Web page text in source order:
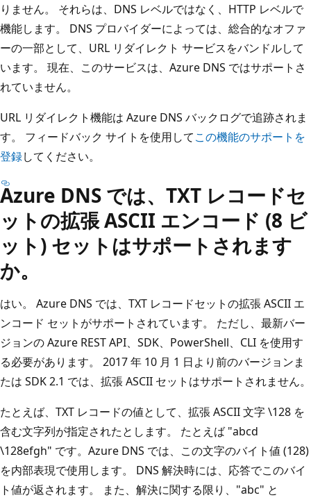
りません。 それらは、DNS レベルではなく、HTTP レベルで
機能します。 DNS プロバイダーによっては、総合的なオファ
ーの一部として、URL リダイレクト サービスをバンドルして
います。 現在、このサービスは、Azure DNS ではサポートさ
れていません。
URL リダイレクト機能は Azure DNS バックログで追跡されま
す。 フィードバック サイトを使用してこの機能のサポートを
登録してください。
Azure DNS では、TXT レコードセ
ットの拡張 ASCII エンコード (8 ビ
ット) セットはサポートされます
か。
はい。 Azure DNS では、TXT レコードセットの拡張 ASCII エ
ンコード セットがサポートされています。 ただし、最新バー
ジョンの Azure REST API、SDK、PowerShell、CLI を使用す
る必要があります。 2017 年 10 月 1 日より前のバージョンま
たは SDK 2.1 では、拡張 ASCII セットはサポートされません。
たとえば、TXT レコードの値として、拡張 ASCII 文字 \128 を
含む文字列が指定されたとします。 たとえば "abcd
\128efgh" です。Azure DNS では、この文字のバイト値 (128)
を内部表現で使用します。 DNS 解決時には、応答でこのバイ
ト値が返されます。 また、解決に関する限り、"abc" と